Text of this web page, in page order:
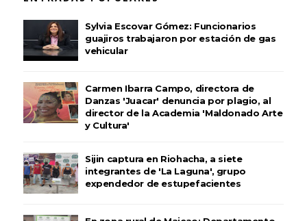
Sylvia Escovar Gómez: Funcionarios
guajiros trabajaron por estación de gas
vehicular
Carmen Ibarra Campo, directora de
Danzas 'Juacar' denuncia por plagio, al
director de la Academia 'Maldonado Arte
y Cultura'
Sijin captura en Riohacha, a siete
integrantes de 'La Laguna', grupo
expendedor de estupefacientes